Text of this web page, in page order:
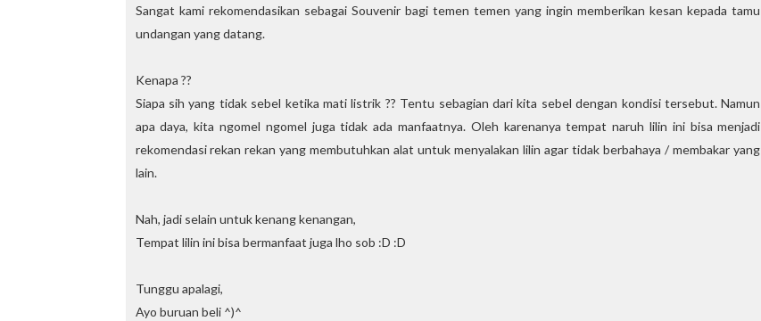
Sangat kami rekomendasikan sebagai Souvenir bagi temen temen yang ingin memberikan kesan kepada tamu
undangan yang datang.
Kenapa ??
Siapa sih yang tidak sebel ketika mati listrik ?? Tentu sebagian dari kita sebel dengan kondisi tersebut. Namun
apa daya, kita ngomel ngomel juga tidak ada manfaatnya. Oleh karenanya tempat naruh lilin ini bisa menjadi
rekomendasi rekan rekan yang membutuhkan alat untuk menyalakan lilin agar tidak berbahaya / membakar yang
lain.
Nah, jadi selain untuk kenang kenangan,
Tempat lilin ini bisa bermanfaat juga lho sob :D :D
Tunggu apalagi,
Ayo buruan beli ^)^